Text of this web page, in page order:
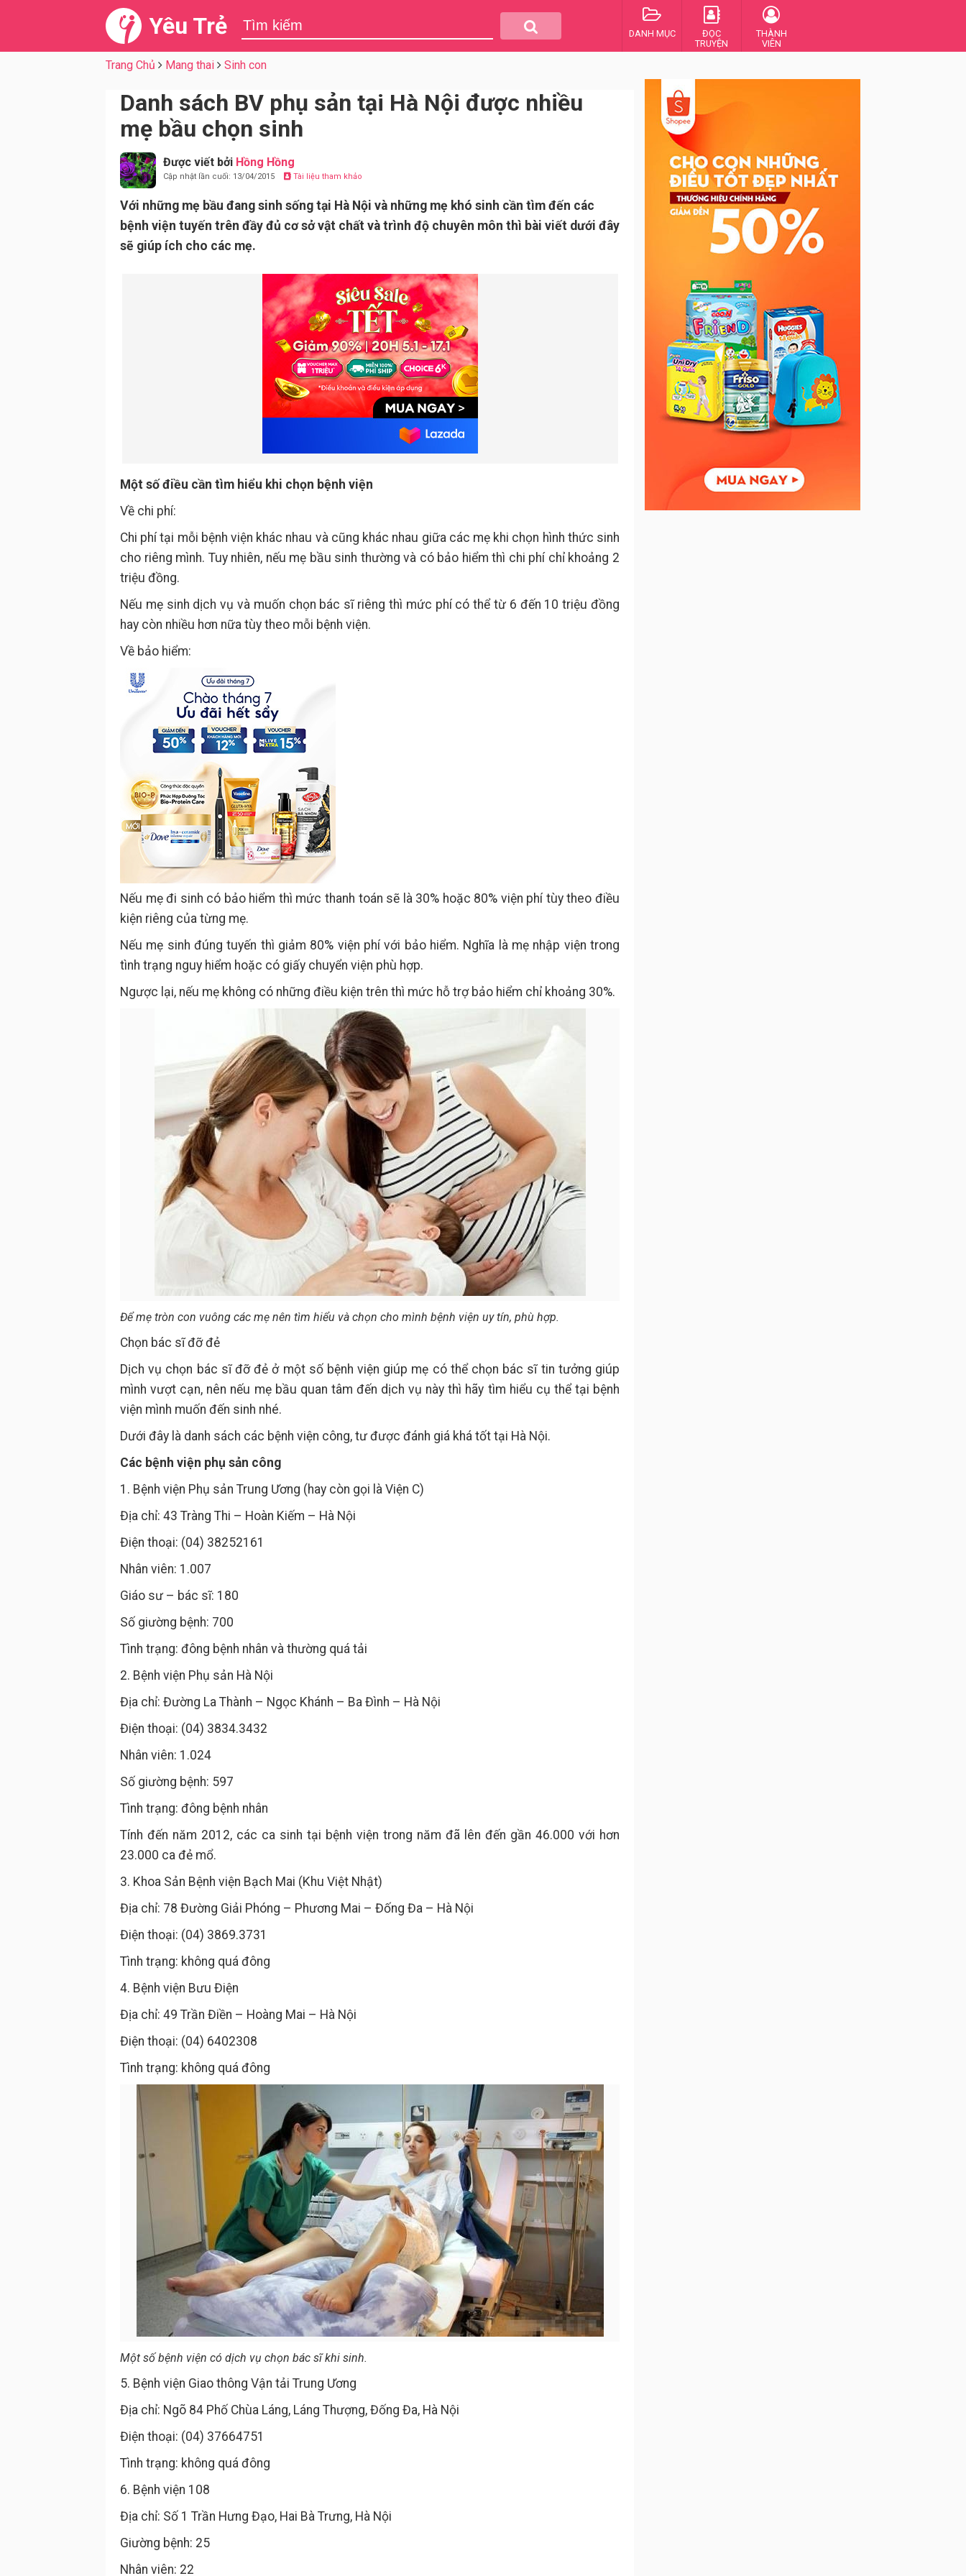
Yêu Trẻ DANH MỤC
ĐỌC
TRUYỆN
THÀNH
VIÊN
Trang Chủ Mang thai Sinh con
Danh sách BV phụ sản tại Hà Nội được nhiều
mẹ bầu chọn sinh
Được viết bởi Hồng Hồng
Cập nhật lần cuối: 13/04/2015 Tài liệu tham khảo
Với những mẹ bầu đang sinh sống tại Hà Nội và những mẹ khó sinh cần tìm đến các
bệnh viện tuyến trên đầy đủ cơ sở vật chất và trình độ chuyên môn thì bài viết dưới đây
sẽ giúp ích cho các mẹ.
Một số điều cần tìm hiểu khi chọn bệnh viện
Về chi phí:
Chi phí tại mỗi bệnh viện khác nhau và cũng khác nhau giữa các mẹ khi chọn hình thức sinh
cho riêng mình. Tuy nhiên, nếu mẹ bầu sinh thường và có bảo hiểm thì chi phí chỉ khoảng 2
triệu đồng.
Nếu mẹ sinh dịch vụ và muốn chọn bác sĩ riêng thì mức phí có thể từ 6 đến 10 triệu đồng
hay còn nhiều hơn nữa tùy theo mỗi bệnh viện.
Về bảo hiểm:
Nếu mẹ đi sinh có bảo hiểm thì mức thanh toán sẽ là 30% hoặc 80% viện phí tùy theo điều
kiện riêng của từng mẹ.
Nếu mẹ sinh đúng tuyến thì giảm 80% viện phí với bảo hiểm. Nghĩa là mẹ nhập viện trong
tình trạng nguy hiểm hoặc có giấy chuyển viện phù hợp.
Ngược lại, nếu mẹ không có những điều kiện trên thì mức hỗ trợ bảo hiểm chỉ khoảng 30%.
Để mẹ tròn con vuông các mẹ nên tìm hiểu và chọn cho mình bệnh viện uy tín, phù hợp.
Chọn bác sĩ đỡ đẻ
Dịch vụ chọn bác sĩ đỡ đẻ ở một số bệnh viện giúp mẹ có thể chọn bác sĩ tin tưởng giúp
mình vượt cạn, nên nếu mẹ bầu quan tâm đến dịch vụ này thì hãy tìm hiểu cụ thể tại bệnh
viện mình muốn đến sinh nhé.
Dưới đây là danh sách các bệnh viện công, tư được đánh giá khá tốt tại Hà Nội.
Các bệnh viện phụ sản công
1. Bệnh viện Phụ sản Trung Ương (hay còn gọi là Viện C)
Địa chỉ: 43 Tràng Thi – Hoàn Kiếm – Hà Nội
Điện thoại: (04) 38252161
Nhân viên: 1.007
Giáo sư – bác sĩ: 180
Số giường bệnh: 700
Tình trạng: đông bệnh nhân và thường quá tải
2. Bệnh viện Phụ sản Hà Nội
Địa chỉ: Đường La Thành – Ngọc Khánh – Ba Đình – Hà Nội
Điện thoại: (04) 3834.3432
Nhân viên: 1.024
Số giường bệnh: 597
Tình trạng: đông bệnh nhân
Tính đến năm 2012, các ca sinh tại bệnh viện trong năm đã lên đến gần 46.000 với hơn
23.000 ca đẻ mổ.
3. Khoa Sản Bệnh viện Bạch Mai (Khu Việt Nhật)
Địa chỉ: 78 Đường Giải Phóng – Phương Mai – Đống Đa – Hà Nội
Điện thoại: (04) 3869.3731
Tình trạng: không quá đông
4. Bệnh viện Bưu Điện
Địa chỉ: 49 Trần Điền – Hoàng Mai – Hà Nội
Điện thoại: (04) 6402308
Tình trạng: không quá đông
Một số bệnh viện có dịch vụ chọn bác sĩ khi sinh.
5. Bệnh viện Giao thông Vận tải Trung Ương
Địa chỉ: Ngõ 84 Phố Chùa Láng, Láng Thượng, Đống Đa, Hà Nội
Điện thoại: (04) 37664751
Tình trạng: không quá đông
6. Bệnh viện 108
Địa chỉ: Số 1 Trần Hưng Đạo, Hai Bà Trưng, Hà Nội
Giường bệnh: 25
Nhân viên: 22